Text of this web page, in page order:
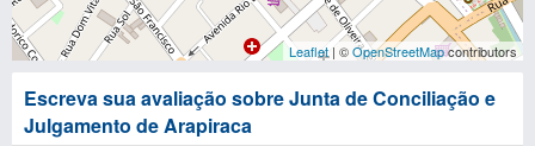
Leaflet | ©OpenStreetMapcontributors
Escreva sua avaliação sobre Junta de Conciliação e
Julgamento de Arapiraca